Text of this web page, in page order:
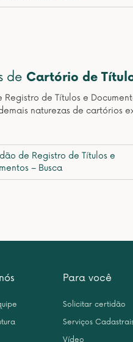
de Cartório de
de Títulos e
naturezas de cartórios
de Registro de Títulos e
– Busca
Para você
Solicitar certidão
Serviços
Vídeo